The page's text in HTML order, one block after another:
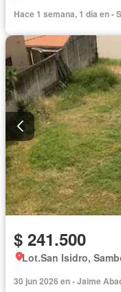
Hace 1 semana, 1 día en -
$ 241.500
Lot.San Isidro,
30 jun 2026 en - Jaime